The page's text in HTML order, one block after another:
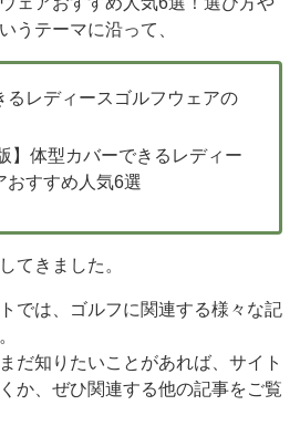
うテーマに沿って、
るレディースゴルフウェアの
】体型カバーできるレディー
おすすめ人気6選
てきました。
では、ゴルフに関連する様々な記
だ知りたいことがあれば、サイト
か、ぜひ関連する他の記事をご覧